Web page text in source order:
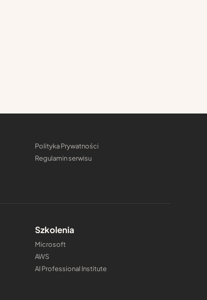
Polityka Prywatności
Regulamin serwisu
Szkolenia
Microsoft
AWS
AI Professional Institute